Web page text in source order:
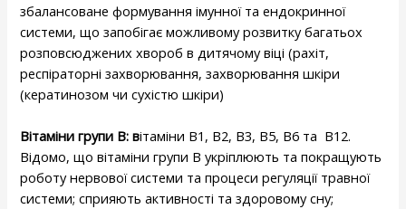
збалансоване формування імунної та ендокринної
системи, що запобігає можливому розвитку багатьох
розповсюджених хвороб в дитячому віці (рахіт,
респіраторні захворювання, захворювання шкіри
(кератинозом чи сухістю шкіри)
Вітаміни групи В: вітаміни В1, В2, В3, В5, В6 та В12.
Відомо, що вітаміни групи В укріплюють та покращують
роботу нервової системи та процеси регуляції травної
системи; сприяють активності та здоровому сну;